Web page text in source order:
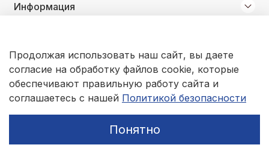
Информация
© 2026 Любое использование контента без письменного
разрешения запрещено
Продолжая использовать наш сайт, вы даете
согласие на обработку файлов cookie, которые
обеспечивают правильную работу сайта и
соглашаетесь с нашей Политикой безопасности
Понятно